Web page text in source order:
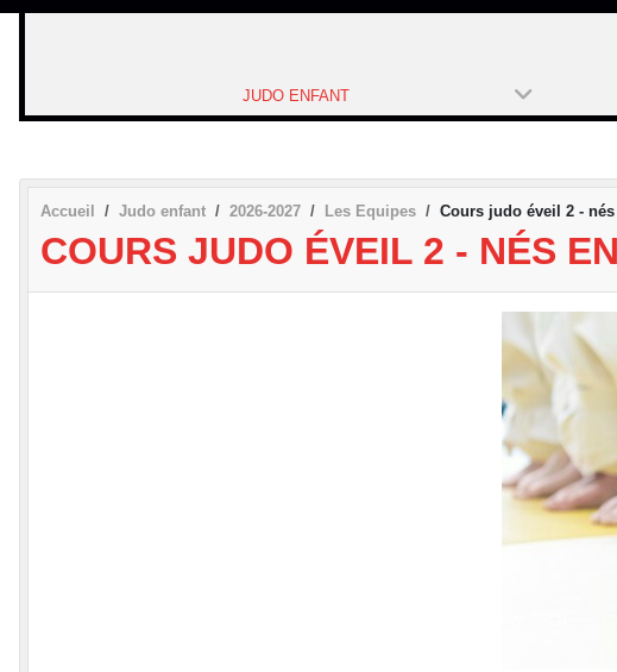
JUDO ENFANT
Accueil Judo enfant 2026-2027 Les Equipes Cours judo éveil 2 - nés
COURS JUDO ÉVEIL 2 - NÉS